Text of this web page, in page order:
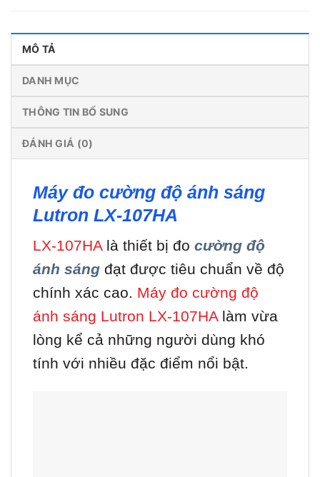
MÔ TẢ
DANH MỤC
THÔNG TIN BỔ SUNG
ĐÁNH GIÁ (0)
Máy đo cường độ ánh sáng
Lutron LX-107HA
LX-107HAlà thiết bị đo cường độ
ánh sáng đạt được tiêu chuẩn về độ
chính xác cao. Máy đo cường độ
ánh sáng Lutron LX-107HA làm vừa
lòng kể cả những người dùng khó
tính với nhiều đặc điểm nổi bật.